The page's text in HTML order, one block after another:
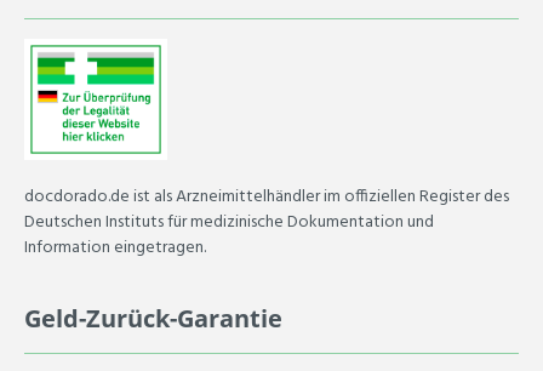
docdorado.de ist als Arzneimittelhändler im offiziellen Register des
Deutschen Instituts für medizinische Dokumentation und
Information eingetragen.
Geld-Zurück-Garantie